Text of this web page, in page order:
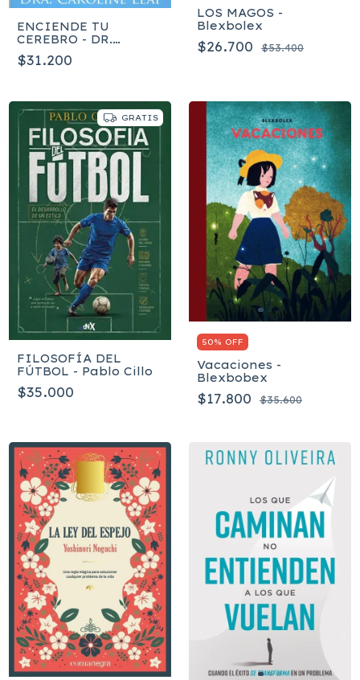
ENCIENDE TU
CEREBRO - DR.
CAROLINE LEAF
$31.200
LOS MAGOS -
Blexbolex
$26.700 $53.400
GRATIS
FILOSOFÍA DEL
FÚTBOL - Pablo Cillo
$35.000
50% OFF
Vacaciones -
Blexbobex
$17.800 $35.600